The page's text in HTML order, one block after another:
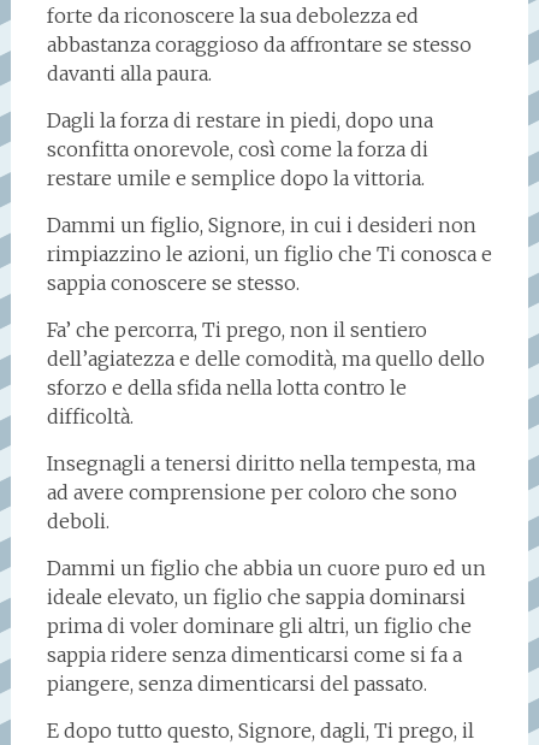
forte da riconoscere la sua debolezza ed
abbastanza coraggioso da affrontare se stesso
davanti alla paura.
Dagli la forza di restare in piedi, dopo una
sconfitta onorevole, così come la forza di
restare umile e semplice dopo la vittoria.
Dammi un figlio, Signore, in cui i desideri non
rimpiazzino le azioni, un figlio che Ti conosca e
sappia conoscere se stesso.
Fa’ che percorra, Ti prego, non il sentiero
dell’agiatezza e delle comodità, ma quello dello
sforzo e della sfida nella lotta contro le
difficoltà.
Insegnagli a tenersi diritto nella tempesta, ma
ad avere comprensione per coloro che sono
deboli.
Dammi un figlio che abbia un cuore puro ed un
ideale elevato, un figlio che sappia dominarsi
prima di voler dominare gli altri, un figlio che
sappia ridere senza dimenticarsi come si fa a
piangere, senza dimenticarsi del passato.
E dopo tutto questo, Signore, dagli, Ti prego, il